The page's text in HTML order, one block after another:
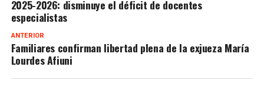
2025-2026: disminuye el déficit de docentes
especialistas
ANTERIOR
Familiares confirman libertad plena de la exjueza María
Lourdes Afiuni